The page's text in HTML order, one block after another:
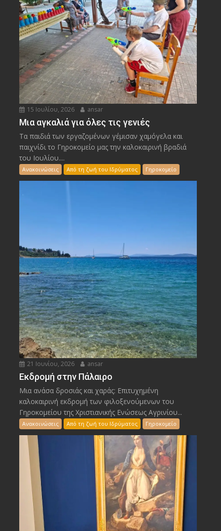
15 Ιουλίου, 2026 ansar
Μια αγκαλιά για όλες τις γενιές
Τα παιδιά των εργαζομένων γέμισαν χαμόγελα και
παιχνίδι το Γηροκομείο μας την καλοκαιρινή βραδιά
του Ιουλίου....
Ανακοινώσεις Από τη ζωή του Ιδρύματος Γηροκομείο
21 Ιουνίου, 2026 ansar
Εκδρομή στην Πάλαιρο
Μια ανάσα δροσιάς και χαράς: Επιτυχημένη
καλοκαιρινή εκδρομή των φιλοξενούμενων του
Γηροκομείου της Χριστιανικής Ενώσεως Αγρινίου...
Ανακοινώσεις Από τη ζωή του Ιδρύματος Γηροκομείο